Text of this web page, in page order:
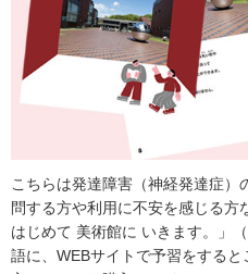
こちらは発達障害（神経発達症
問する方や利用に不安を感じる
はじめて 美術館に いきます。」
語に、WEBサイトで予習をする